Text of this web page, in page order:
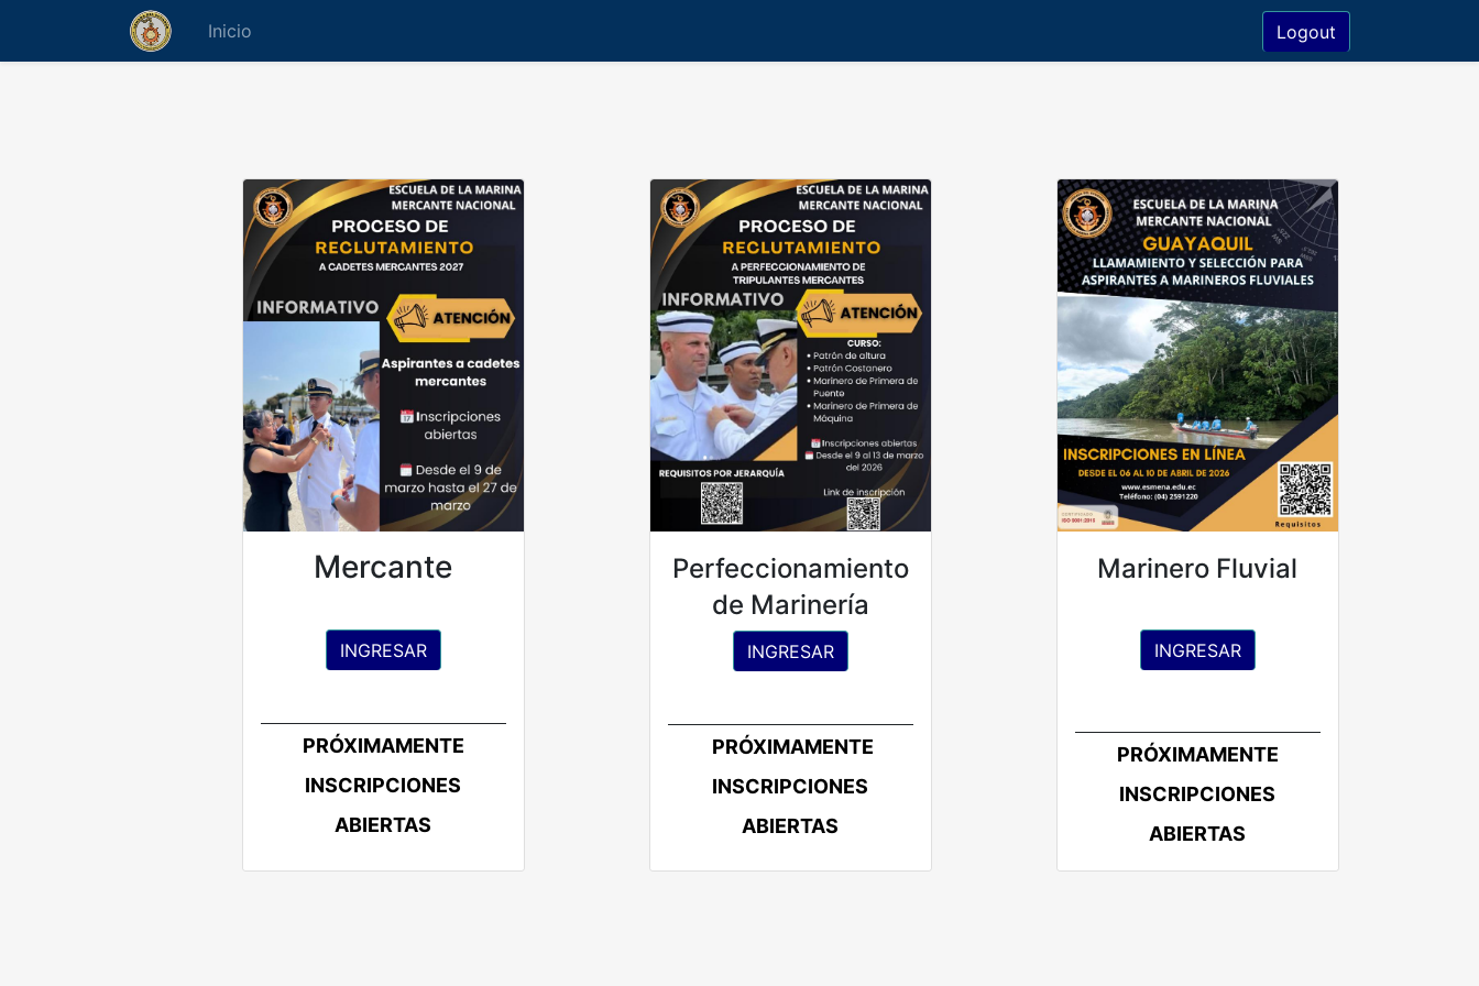
Inicio Logout
Marinero Fluvial
INGRESAR
PRÓXIMAMENTE
INSCRIPCIONES
ABIERTAS
Mercante
INGRESAR
PRÓXIMAMENTE
INSCRIPCIONES
ABIERTAS
Perfeccionamiento
de Marinería
INGRESAR
PRÓXIMAMENTE
INSCRIPCIONES
ABIERTAS